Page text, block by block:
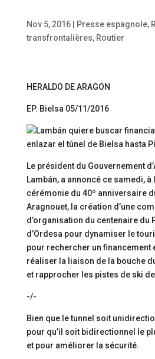
Nov 5, 2016| Presse espagnole,
transfrontalières, Routier
HERALDO DE ARAGON
EP. Bielsa 05/11/2016
Le président du Gouvernement
Lambán, a annoncé ce samedi, à
cérémonie du 40º anniversaire
Aragnouet, la création d’une
d’organisation du centenaire du
d’Ordesa pour dynamiser le
pour rechercher un financement
réaliser la liaison de la bouche
et rapprocher les pistes de ski
-/-
Bien que le tunnel soit
pour qu’il soit bidirectionnel le
et pour améliorer la sécurité.